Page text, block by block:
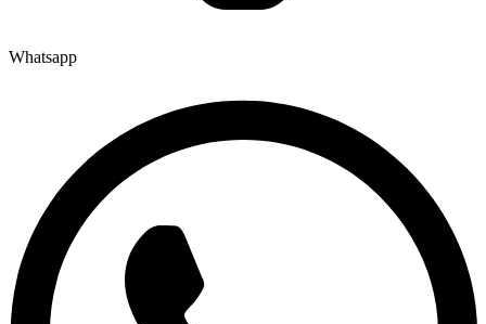
Whatsapp